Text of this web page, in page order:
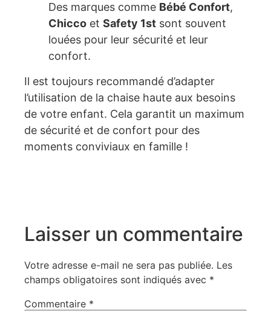
Des marques comme Bébé Confort,
Chicco et Safety 1st sont souvent
louées pour leur sécurité et leur
confort.
Il est toujours recommandé d’adapter
l’utilisation de la chaise haute aux besoins
de votre enfant. Cela garantit un maximum
de sécurité et de confort pour des
moments conviviaux en famille !
Laisser un commentaire
Votre adresse e-mail ne sera pas publiée. Les
champs obligatoires sont indiqués avec *
Commentaire *